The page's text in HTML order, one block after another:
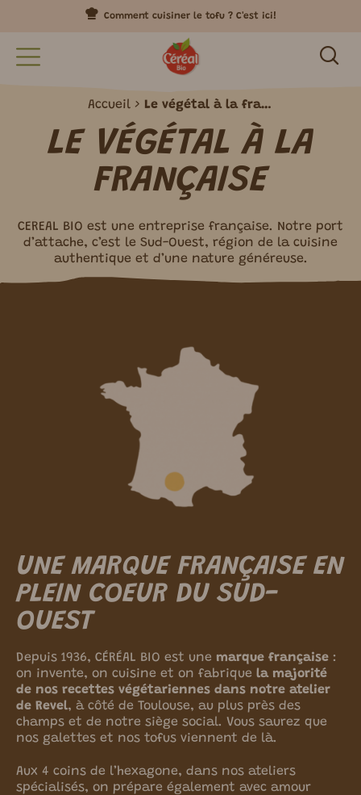
Comment cuisiner le tofu ? C'est ici!
Accueil Le végétal à la française
LE VÉGÉTAL À LA
FRANÇAISE
CEREAL BIO est une entreprise française. Notre port
dʼattache, cʼest le Sud-Ouest, région de la cuisine
authentique et dʼune nature généreuse.
UNE MARQUE FRANÇAISE EN
PLEIN COEUR DU SUD-
OUEST
Depuis 1936, CÉRÉAL BIO est une marque française :
on invente, on cuisine et on fabrique la majorité
de nos recettes végétariennes dans notre atelier
de Revel, à côté de Toulouse, au plus près des
champs et de notre siège social. Vous saurez que
nos galettes et nos tofus viennent de là.
Aux 4 coins de lʼhexagone, dans nos ateliers
spécialisés, on prépare également avec amour